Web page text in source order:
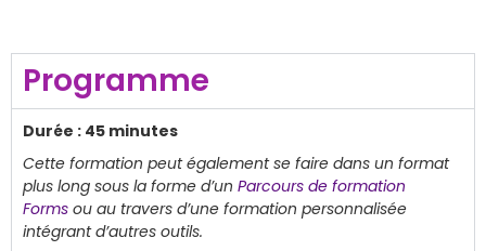
Programme
Durée : 45 minutes
Cette formation peut également se faire dans un format
plus long sous la forme d’un Parcours de formation
Forms ou au travers d’une formation personnalisée
intégrant d’autres outils.